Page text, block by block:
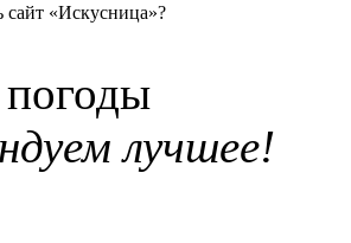
сайт «Искусница»?
лучшее!